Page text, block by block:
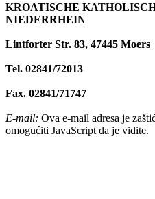
KROATISCHE
NIEDERRHEIN
Lintforter Str. 83, 47445 Moers
Tel. 02841/72013
Fax. 02841/71747
E-mail: Ova e-mail adresa je
omogućiti JavaScript da je vidite.